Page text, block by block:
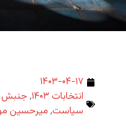
۱۴۰۳-۰۴-۱۷
انتخابات ۱۴۰۳
, جنبش
سیاست, میرحسین